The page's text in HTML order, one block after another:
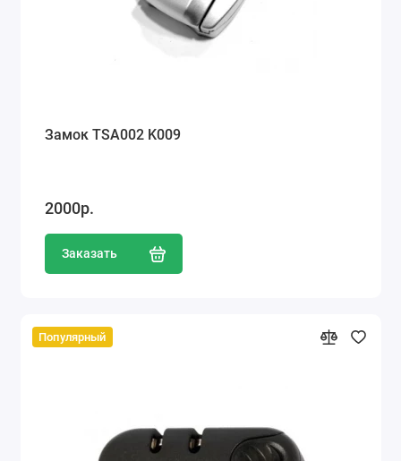
Замок TSA002 K009
2000р.
Заказать
Популярный